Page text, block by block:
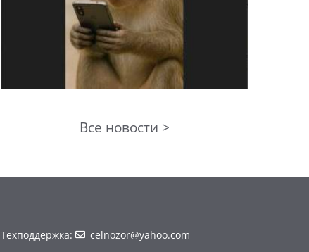
Все новости >
Техподдержка: celnozor@yahoo.com